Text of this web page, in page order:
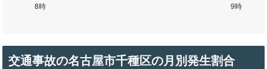
交通事故の名古屋市千種区の月別発生割合